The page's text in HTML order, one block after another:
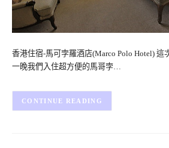
香港住宿-馬可孛羅酒店(Marco Polo Hotel) 這
一晚我們入住超方便的馬哥孛…
CONTINUE READING